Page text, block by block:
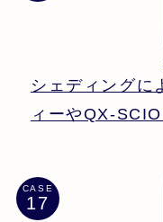
シェディングに
ィーやQX-
CASE